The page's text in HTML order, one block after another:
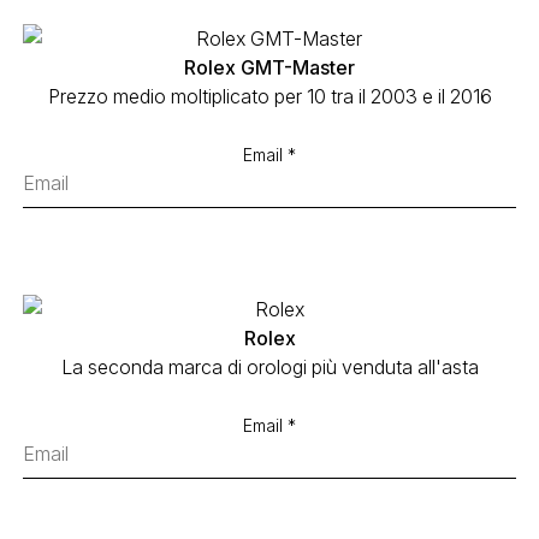
Rolex GMT-Master
Prezzo medio moltiplicato per 10 tra il 2003 e il 2016
Email *
Rolex
La seconda marca di orologi più venduta all'asta
Email *